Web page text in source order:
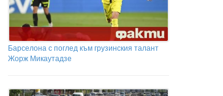
Барселона с поглед към грузинския талант
Жорж Микаутадзе